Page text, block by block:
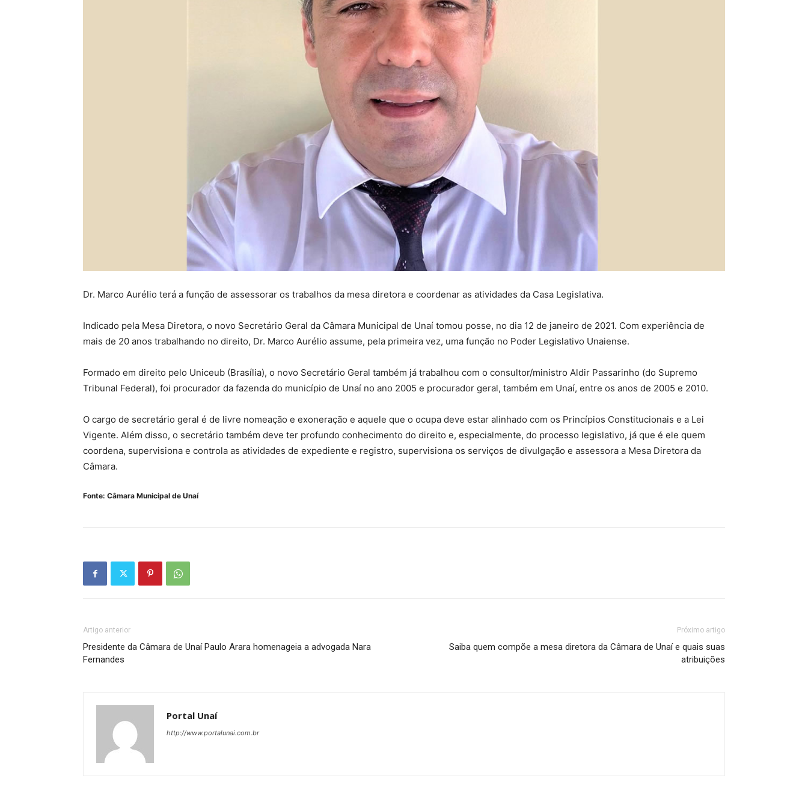
Dr. Marco Aurélio terá a função de assessorar os trabalhos da mesa diretora e coordenar as atividades da Casa Legislativa.
Indicado pela Mesa Diretora, o novo Secretário Geral da Câmara Municipal de Unaí tomou posse, no dia 12 de janeiro de 2021. Com experiência de
mais de 20 anos trabalhando no direito, Dr. Marco Aurélio assume, pela primeira vez, uma função no Poder Legislativo Unaiense.
Formado em direito pelo Uniceub (Brasília), o novo Secretário Geral também já trabalhou com o consultor/ministro Aldir Passarinho (do Supremo
Tribunal Federal), foi procurador da fazenda do município de Unaí no ano 2005 e procurador geral, também em Unaí, entre os anos de 2005 e 2010.
O cargo de secretário geral é de livre nomeação e exoneração e aquele que o ocupa deve estar alinhado com os Princípios Constitucionais e a Lei
Vigente. Além disso, o secretário também deve ter profundo conhecimento do direito e, especialmente, do processo legislativo, já que é ele quem
coordena, supervisiona e controla as atividades de expediente e registro, supervisiona os serviços de divulgação e assessora a Mesa Diretora da
Câmara.
Fonte: Câmara Municipal de Unaí
Artigo anterior
Presidente da Câmara de Unaí Paulo Arara homenageia a advogada Nara
Fernandes
Próximo artigo
Saiba quem compõe a mesa diretora da Câmara de Unaí e quais suas
atribuições
Portal Unaí
http://www.portalunai.com.br